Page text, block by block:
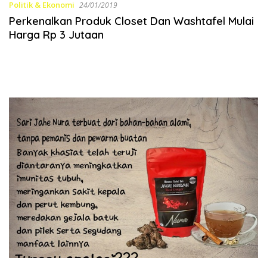
Politik & Ekonomi 24/01/2019
Perkenalkan Produk Closet Dan Washtafel Mulai
Harga Rp 3 Jutaan